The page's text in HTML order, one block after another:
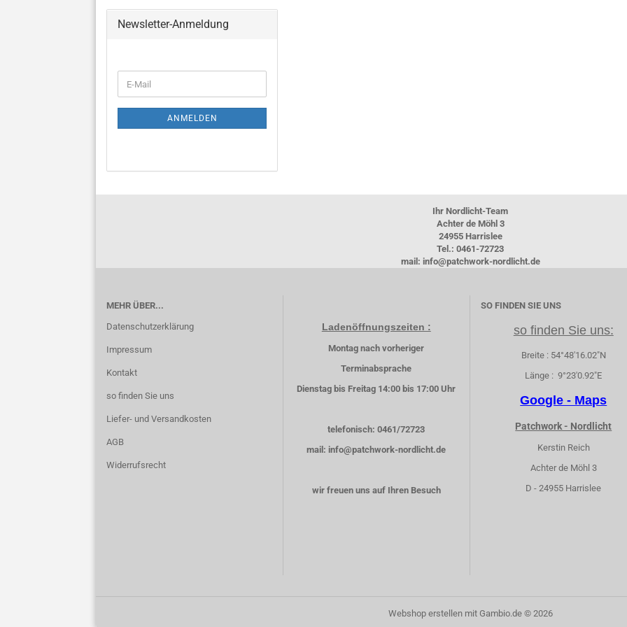
Newsletter-Anmeldung
ZUR
ANMELDUNG
E-
Mail
ANMELDEN
Ihr Nordlicht-Team
Achter de Möhl 3
24955 Harrislee
Tel.: 0461-72723
mail: info@patchwork-nordlicht.de
MEHR ÜBER...
Datenschutzerklärung
Impressum
Kontakt
so finden Sie uns
Liefer- und Versandkosten
AGB
Widerrufsrecht
Ladenöffnungszeiten :
Montag nach vorheriger
Terminabsprache
Dienstag bis Freitag 14:00 bis 17:00 Uhr
telefonisch: 0461/72723
mail: info@patchwork-nordlicht.de
wir freuen uns auf Ihren Besuch
SO FINDEN SIE UNS
so finden Sie uns:
Breite : 54°48'16.02"N
Länge : 9°23'0.92"E
Google - Maps
Patchwork - Nordlicht
Kerstin Reich
Achter de Möhl 3
D - 24955 Harrislee
Webshop erstellenmit Gambio.de © 2026